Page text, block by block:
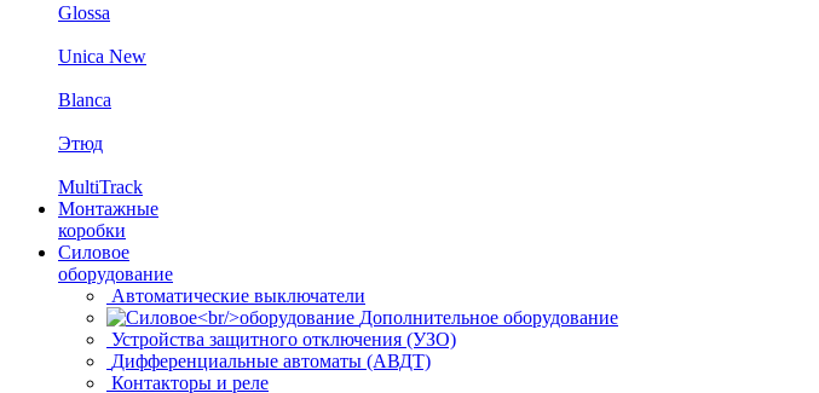
Glossa
Unica New
Blanca
Этюд
MultiTrack
Монтажные
коробки
Силовое
оборудование
Автоматические выключатели
Дополнительное оборудование
Устройства защитного отключения (УЗО)
Дифференциальные автоматы (АВДТ)
Контакторы и реле